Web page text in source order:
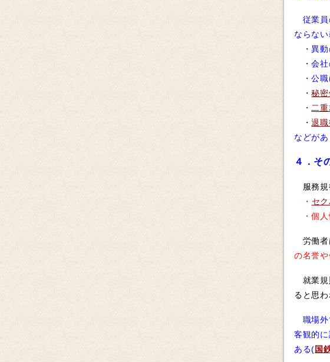
従業員
ならない
・異
・会社
・公職
・秘
・ 二
・退
などがあ
４．そ
服務規
・ セ
・個
労働者
の名誉
就業規
ると思
職場
客観的
ある(国